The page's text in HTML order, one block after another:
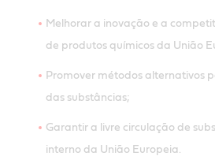
Melhorar a inovação e a
de produtos químicos da União
Promover métodos alternativos
das substâncias;
Garantir a livre circulação de
interno da União Europeia.